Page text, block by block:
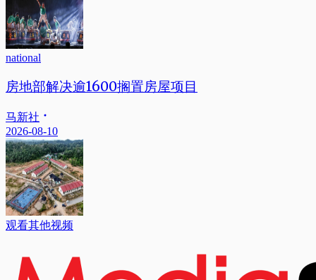
national
房地部解决逾1600搁置房屋项目
马新社
2026-08-10
观看其他视频